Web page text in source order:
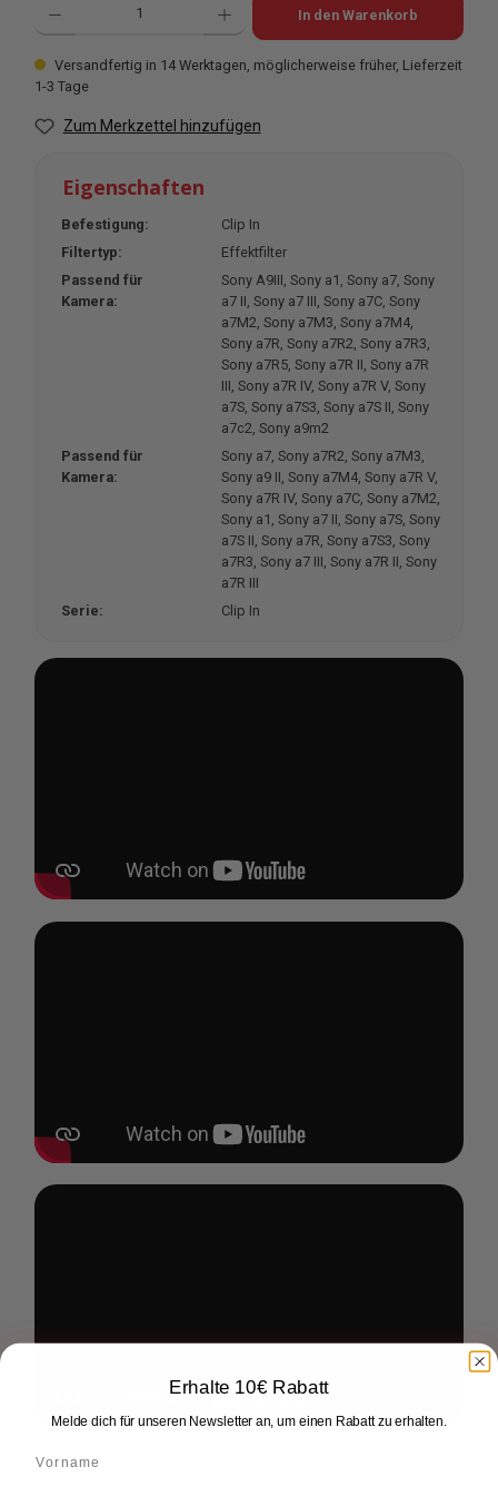
In den Warenkorb
Versandfertig in 14 Werktagen, möglicherweise früher, Lieferzeit
1-3 Tage
Zum Merkzettel hinzufügen
Eigenschaften
Befestigung:
Clip In
Filtertyp:
Effektfilter
Passend für
Kamera:
Sony A9III, Sony a1 , Sony a7, Sony
a7 II, Sony a7 III, Sony a7C, Sony
a7M2, Sony a7M3, Sony a7M4,
Sony a7R, Sony a7R2, Sony a7R3,
Sony a7R5, Sony a7R II, Sony a7R
III, Sony a7R IV, Sony a7R V, Sony
a7S, Sony a7S3, Sony a7S II, Sony
a7c2, Sony a9m2
Passend für
Kamera:
Sony a7, Sony a7R2, Sony a7M3,
Sony a9 II, Sony a7M4, Sony a7R V,
Sony a7R IV, Sony a7C, Sony a7M2,
Sony a1 , Sony a7 II, Sony a7S, Sony
a7S II, Sony a7R, Sony a7S3, Sony
a7R3, Sony a7 III, Sony a7R II, Sony
a7R III
Serie:
Clip In
Erhalte 10€ Rabatt
Melde dich für unseren Newsletter an, um einen Rabatt zu erhalten.